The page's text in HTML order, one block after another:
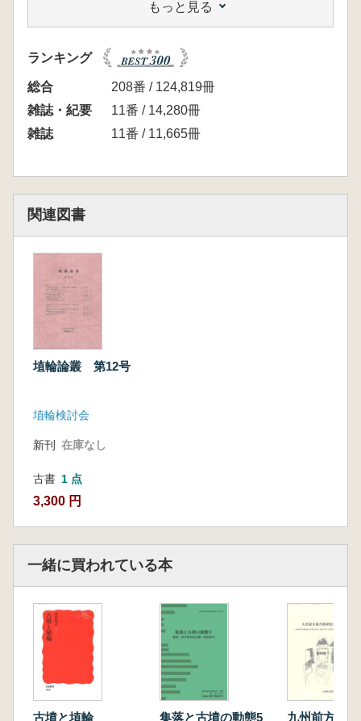
白神典之 円筒埴輪の2次調整に関する若干の
検討
木村理・廣瀬覚 王権中枢地域における埴輪工
人の移動と生産組織
北山大熙 木津川流域の埴輪生産 薬師堂古墳
出土の埴輪分析を中心に
河内一浩 藤井寺市澤田発見の円筒棺につい
奥田 尚 香山の嶺土と埴輪 桜井市付近の例
柴原聡一郎・村瀬陸・古谷真人・渡辺夏海・木
村日向子・水川慶紀・山口等悟 鶯塚古墳の基
礎的研究
もっと見る
ランキング
総合
208番 / 124,819冊
雑誌・紀要
11番 / 14,280冊
雑誌
11番 / 11,665冊
関連図書
埴輪論叢 第12号
埴輪検討会
新刊 在庫なし
古書 1 点
3,300 円
一緒に買われている本
古墳と埴輪 集落と古墳の動態5 九州前方後